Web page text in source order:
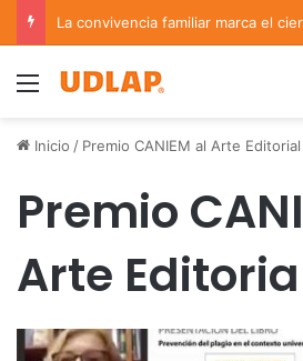
Menu
Inicio / Premio CANIEM al Arte Editorial
Premio
Arte